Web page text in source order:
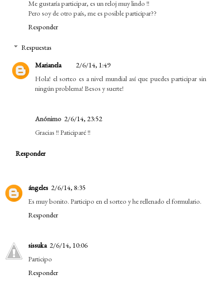
Me gustaría participar, es un reloj muy lindo !!
Pero soy de otro país, me es posible participar??
Responder
Respuestas
Marianela
2/6/14, 1:49
Hola! el sorteo es a nivel mundial así que puedes participar sin
ningún problema! Besos y suerte!
Anónimo 2/6/14, 23:52
Gracias !! Paticiparé !!
Responder
ángeles 2/6/14, 8:35
Es muy bonito. Participo en el sorteo y he rellenado el formulario.
Responder
sissuka 2/6/14, 10:06
Participo
Responder